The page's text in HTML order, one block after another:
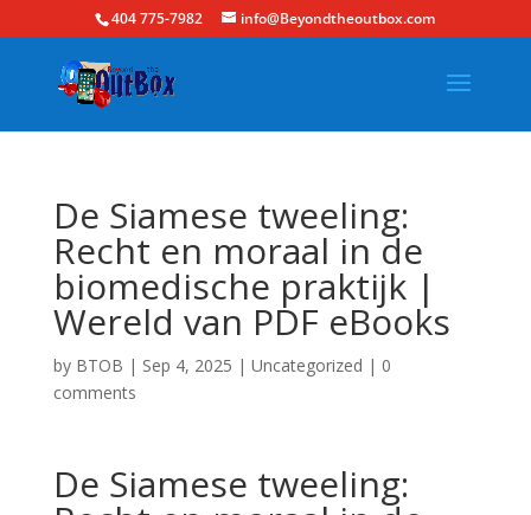
404 775-7982 info@Beyondtheoutbox.com
De Siamese tweeling:
Recht en moraal in de
biomedische praktijk |
Wereld van PDF eBooks
by BTOB | Sep 4, 2025 | Uncategorized | 0
comments
De Siamese tweeling: